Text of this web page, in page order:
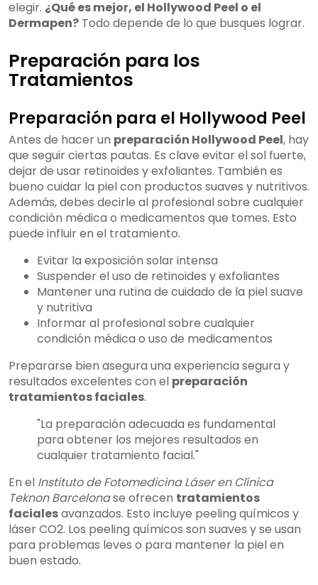
elegir. ¿Qué es mejor, el Hollywood Peel o el
Dermapen? Todo depende de lo que busques lograr.
Preparación para los
Tratamientos
Preparación para el Hollywood Peel
Antes de hacer un preparación Hollywood Peel, hay
que seguir ciertas pautas. Es clave evitar el sol fuerte,
dejar de usar retinoides y exfoliantes. También es
bueno cuidar la piel con productos suaves y nutritivos.
Además, debes decirle al profesional sobre cualquier
condición médica o medicamentos que tomes. Esto
puede influir en el tratamiento.
Evitar la exposición solar intensa
Suspender el uso de retinoides y exfoliantes
Mantener una rutina de cuidado de la piel suave
y nutritiva
Informar al profesional sobre cualquier
condición médica o uso de medicamentos
Prepararse bien asegura una experiencia segura y
resultados excelentes con el preparación
tratamientos faciales.
"La preparación adecuada es fundamental
para obtener los mejores resultados en
cualquier tratamiento facial."
En el Instituto de Fotomedicina Láser en Clínica
Teknon Barcelonase ofrecen tratamientos
facialesavanzados. Esto incluye peeling químicos y
láser CO2. Los peeling químicos son suaves y se usan
para problemas leves o para mantener la piel en
buen estado.